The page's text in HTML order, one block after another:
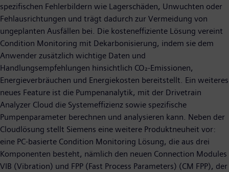
spezifischen Fehlerbildern wie Lagerschäden, Unwuchten oder
Fehlausrichtungen und trägt dadurch zur Vermeidung von
ungeplanten Ausfällen bei. Die kosteneffiziente Lösung vereint
Condition Monitoring mit Dekarbonisierung, indem sie dem
Anwender zusätzlich wichtige Daten und
Handlungsempfehlungen hinsichtlich CO₂-Emissionen,
Energieverbräuchen und Energiekosten bereitstellt. Ein weiteres
neues Feature ist die Pumpenanalytik, mit der Drivetrain
Analyzer Cloud die Systemeffizienz sowie spezifische
Pumpenparameter berechnen und analysieren kann. Neben der
Cloudlösung stellt Siemens eine weitere Produktneuheit vor:
eine PC-basierte Condition Monitoring Lösung, die aus drei
Komponenten besteht, nämlich den neuen Connection Modules
VIB (Vibration) und FPP (Fast Process Parameters) (CM FPP), der